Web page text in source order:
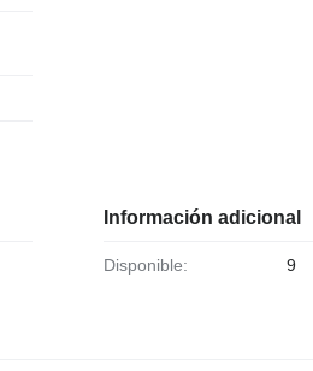
Información adicional
Disponible: 9